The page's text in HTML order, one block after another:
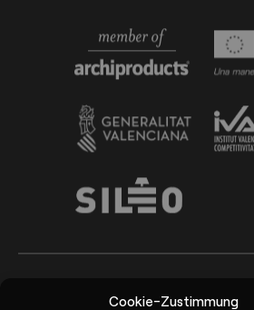
Cookie-Zustimmung
Arkoslight ©2026 Canal